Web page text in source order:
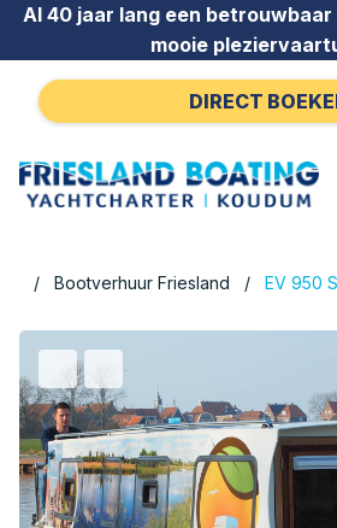
Ga naar de inhoud
Al 40 jaar lang een
mooie
DIRECT
Bootverhuur Friesland EV 950